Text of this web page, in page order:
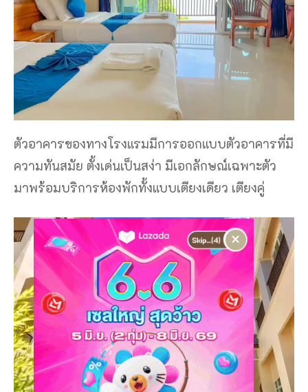
ตัวอาคารของทางโรงแรมมีการออกแบบตัวอาคารที่มี
ความทันสมัย ตั้งเด่นเป็นสง่า มีเอกลักษณ์เฉพาะตัว
มาพร้อมบริการห้องพักทั้งแบบเตียงเดียว เตียงคู่
×